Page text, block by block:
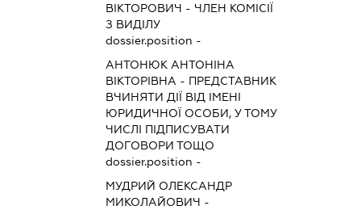
ВІКТОРОВИЧ - ЧЛЕН КОМІСІЇ
З ВИДІЛУ
dossier.position -
АНТОНЮК АНТОНІНА
ВІКТОРІВНА - ПРЕДСТАВНИК
ВЧИНЯТИ ДІЇ ВІД ІМЕНІ
ЮРИДИЧНОЇ ОСОБИ, У ТОМУ
ЧИСЛІ ПІДПИСУВАТИ
ДОГОВОРИ ТОЩО
dossier.position -
МУДРИЙ ОЛЕКСАНДР
МИКОЛАЙОВИЧ -